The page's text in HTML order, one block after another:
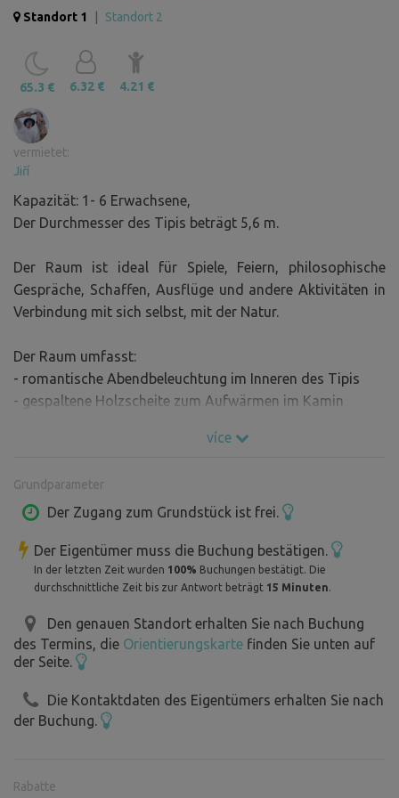
Standort 1 Standort 2
65.3 € 6.32 € 4.21 €
vermietet:
Jiří
Kapazität: 1- 6 Erwachsene,
Der Durchmesser des Tipis beträgt 5,6 m.
Der Raum ist ideal für Spiele, Feiern, philosophische
Gespräche, Schaffen, Ausflüge und andere Aktivitäten in
Verbindung mit sich selbst, mit der Natur.
Der Raum umfasst:
- romantische Abendbeleuchtung im Inneren des Tipis
- gespaltene Holzscheite zum Aufwärmen im Kamin
- Brennholz für die Verarbeitung an der Feuerstelle im
- Sandkasten und Kinderschaukel
- zwei Hängematten im Schatten
- Tisch mit Bänken für die Großen
- Tisch mit Bänken für die Kleinen
Die Umgebung ist frei zugänglich - Sie können zur Quelle
spazieren, um die Bäche herumgehen - sie können im
Sommer austrocknen, die Sitzplätze in der Nähe nutzen.
Im Inneren der Pragovka gibt es einen Bereich zum
Ausruhen - also bitte, nicht rauchen.
bitte nicht ohne unser Wissen.
více
Grundparameter
Der Zugang zum Grundstück ist frei.
Der Eigentümer muss die Buchung bestätigen.
In der letzten Zeit wurden 100% Buchungen bestätigt. Die
durchschnittliche Zeit bis zur Antwort beträgt 15 Minuten.
Den genauen Standort erhalten Sie nach Buchung
des Termins, die Orientierungskarte finden Sie unten auf
der Seite.
Die Kontaktdaten des Eigentümers erhalten Sie nach
der Buchung.
Rabatte